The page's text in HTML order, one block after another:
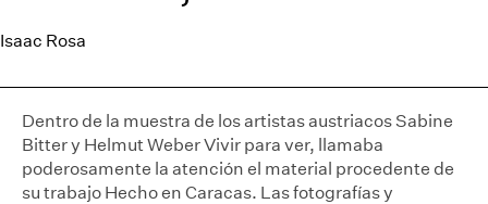
Isaac Rosa
Dentro de la muestra de los artistas austriacos Sabine
Bitter y Helmut Weber Vivir para ver, llamaba
poderosamente la atención el material procedente de
su trabajo Hecho en Caracas. Las fotografías y